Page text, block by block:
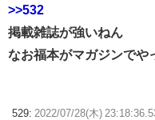
>>532
掲載雑誌が強いねん
なお福本がマガジンでや
529: 2022/07/28(木)